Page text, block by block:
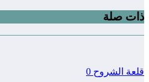
ذات صلة
قلعة الشروح 0